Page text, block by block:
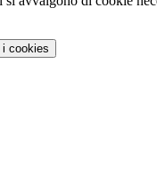
i cookies